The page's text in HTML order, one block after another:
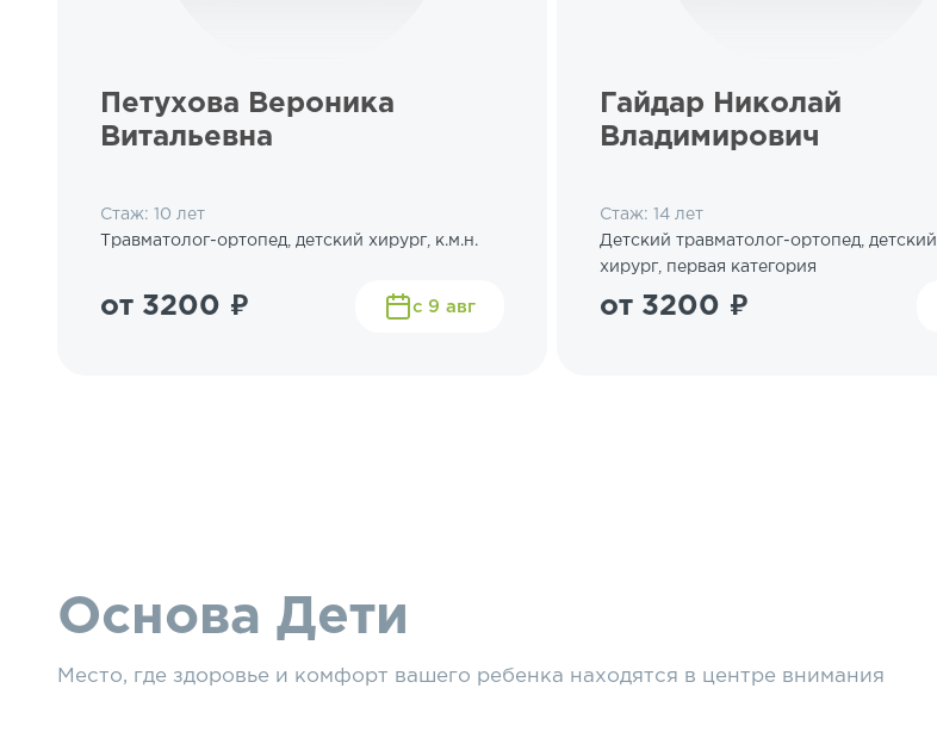
Петухова Вероника
Витальевна
Стаж: 10 лет
Травматолог-ортопед, детский хирург, к.м.н.
от 3200 ₽ с 9 авг
Гайдар Николай
Владимирович
Стаж: 14 лет
Детский травматолог-ортопед, детский
хирург, первая категория
от 3200 ₽
Основа Дети
Место, где здоровье и комфорт вашего ребенка находятся в центре внимания